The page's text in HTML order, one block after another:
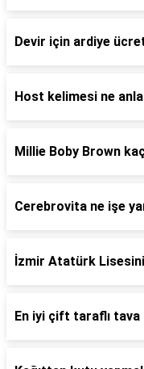
Devir için ardiye
Host kelimesi ne
Millie Boby Brown
Cerebrovita ne işe
İzmir Atatürk
En iyi çift taraflı tava